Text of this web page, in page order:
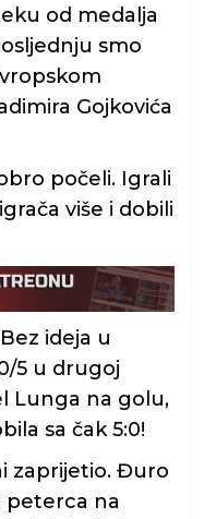
od medalja
smo
Gojkovića
počeli. Igrali
više i dobili
ideja u
5 u drugoj
Lunga na golu,
sa čak 5:0!
zaprijetio. Đuro
peterca na